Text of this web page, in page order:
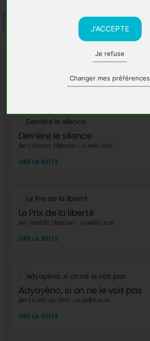
J'ACCEPTE
Je refuse
Changer mes préférences
A lire également
Derrière le silence
par Cévennes Magazine - 15 août 2026
LIRE LA SUITE
Le Prix de la liberté
par Scarlette Magazine - 29 juillet 2026
LIRE LA SUITE
Adyayéno, si on ne le voit pas
par La Voix du Nord - 29 juillet 2026
LIRE LA SUITE